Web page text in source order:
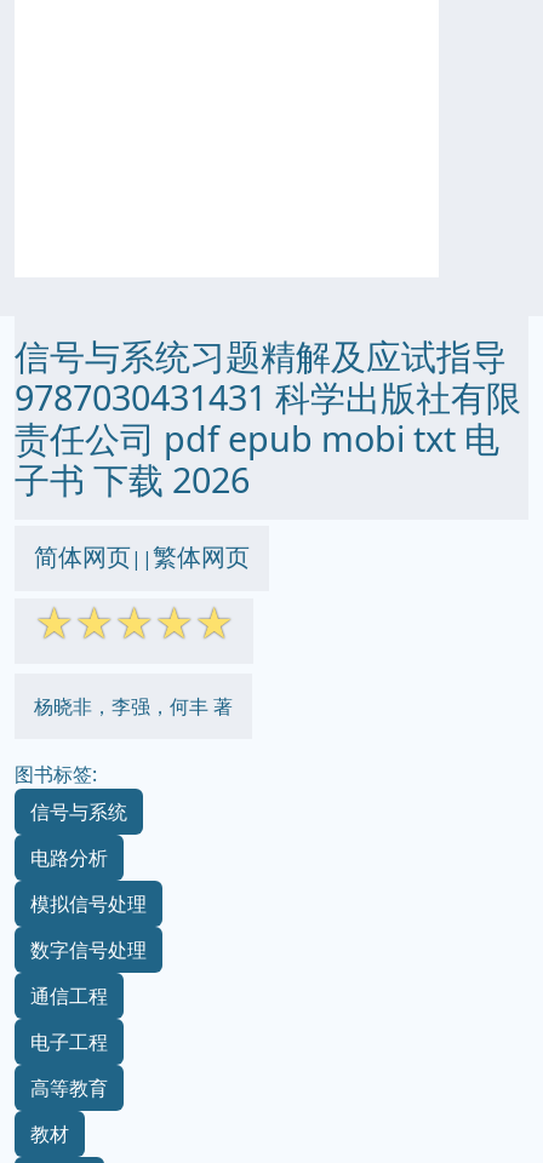
信号与系统习题精解及应试指导
9787030431431 科学出版社有限
责任公司 pdf epub mobi txt 电
子书 下载 2026
简体网页||繁体网页
☆☆☆☆☆
杨晓非，李强，何丰 著
图书标签:
信号与系统
电路分析
模拟信号处理
数字信号处理
通信工程
电子工程
高等教育
教材